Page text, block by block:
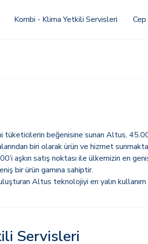
Kombi - Klima Yetkili Servisleri
tüketicilerin beğenisine sunan Altus,
biri olarak ürün ve hizmet
aşkın satış noktası ile ülkemizin en
bir ürün gamına sahiptir.
Altus teknolojiyi en yalın
Servisleri